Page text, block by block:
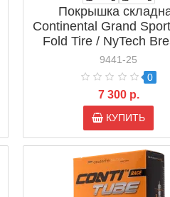
Покрышка
Continental Grand
Fold Tire / NyTech
9441-25
0
7 300 р.
КУПИТЬ